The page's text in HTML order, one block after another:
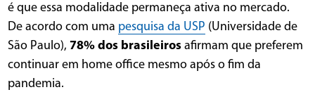
é que essa modalidade permaneça ativa no mercado.
De acordo com uma pesquisa da USP (Universidade de
São Paulo),78% dos brasileiros afirmam que preferem
continuar em home office mesmo após o fim da
pandemia.